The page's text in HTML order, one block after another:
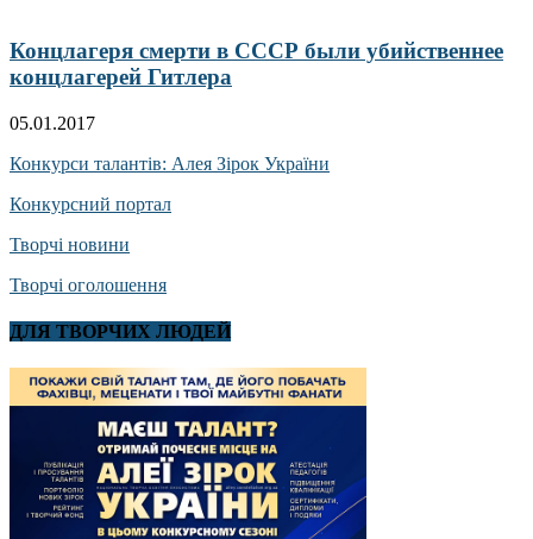
Концлагеря смерти в СССР были убийственнее
концлагерей Гитлера
05.01.2017
Конкурси талантів: Алея Зірок України
Конкурсний портал
Творчі новини
Творчі оголошення
ДЛЯ ТВОРЧИХ ЛЮДЕЙ